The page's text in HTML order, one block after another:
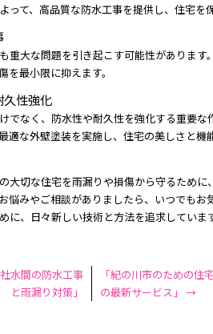
て、高品質な防水工事を提供し、住宅を保
重大な問題を引き起こす可能性があります
最小限に抑えます。
久性強化
でなく、防水性や耐久性を強化する重要な
な外壁塗装を実施し、住宅の美しさと機
大切な住宅を雨漏りや損傷から守るために
悩みやご相談がありましたら、いつでもお
、日々新しい技術と方法を追求しています
水間の防水工事
と雨漏り対策」
「紀の川市のための住
の最新サービス」 →